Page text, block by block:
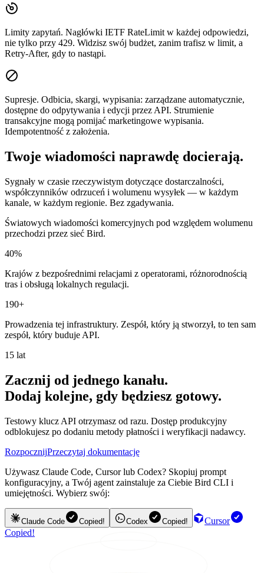
Limity zapytań. Nagłówki IETF RateLimit w każdej odpowiedzi,
nie tylko przy 429. Widzisz swój budżet, zanim trafisz w limit, a
Retry-After, gdy to nastąpi.
Supresje. Odbicia, skargi, wypisania: zarządzane automatycznie,
dostępne do odpytywania i edycji przez API. Strumienie
transakcyjne mogą pomijać marketingowe wypisania.
Idempotentność z założenia.
Twoje wiadomości naprawdę docierają.
Sygnały w czasie rzeczywistym dotyczące dostarczalności,
współczynników odrzuceń i wolumenu wysyłek — w każdym
kanale, w każdym regionie. Bez zgadywania.
Światowych wiadomości komercyjnych pod względem wolumenu
przechodzi przez sieć Bird.
40%
Krajów z bezpośrednimi relacjami z operatorami, różnorodnością
tras i obsługą lokalnych regulacji.
190+
Prowadzenia tej infrastruktury. Zespół, który ją stworzył, to ten sam
zespół, który buduje API.
15 lat
Zacznij od jednego kanału.
Dodaj kolejne, gdy będziesz gotowy.
Testowy klucz API otrzymasz od razu. Dostęp produkcyjny
odblokujesz po dodaniu metody płatności i weryfikacji nadawcy.
RozpocznijPrzeczytaj dokumentację
Używasz Claude Code, Cursor lub Codex? Skopiuj prompt
konfiguracyjny, a Twój agent zainstaluje za Ciebie Bird CLI i
umiejętności. Wybierz swój:
Claude Code Copied! Codex Copied!
Cursor
Copied!